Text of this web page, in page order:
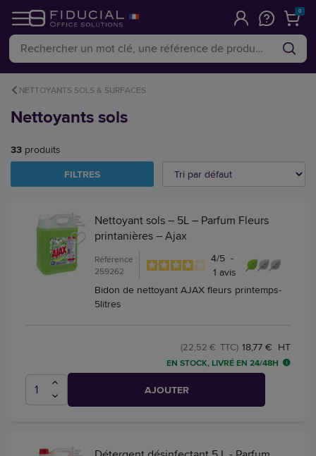
0
NETTOYANTS SOLS & SURFACES
Nettoyants sols
33 produits
FILTRES
Nettoyant sols – 5L – Parfum Fleurs
printanières – Ajax
Référence :
259262
4/5 -
1 avis
Bidon de nettoyant AJAX fleurs printemps-
5litres
18,77 € HT
(22,52 € TTC)
EN STOCK, LIVRÉ EN 24/48H
AJOUTER